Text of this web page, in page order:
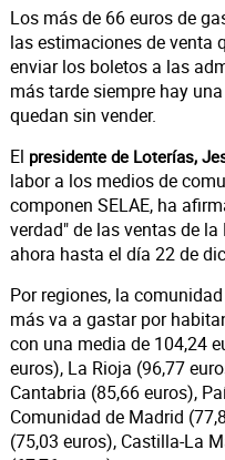
Los más de 66 euros de
las estimaciones de venta
enviar los boletos a las
más tarde siempre hay
quedan sin vender.
El presidente de Loterías,
labor a los medios de
componen SELAE, ha
verdad" de las ventas de
ahora hasta el día 22 de
Por regiones, la
más va a gastar por
con una media de 104,24
euros), La Rioja (96,77
Cantabria (85,66 euros),
Comunidad de Madrid
(75,03 euros), Castilla-La